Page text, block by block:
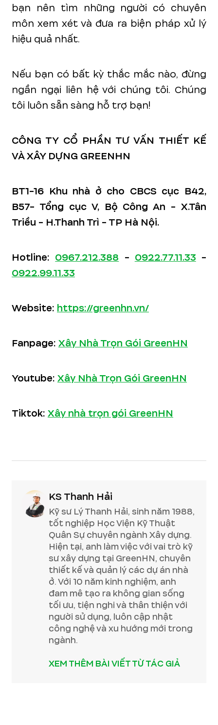
bạn nên tìm những người có chuyên
môn xem xét và đưa ra biện pháp xử lý
hiệu quả nhất.
Nếu bạn có bất kỳ thắc mắc nào, đừng
ngần ngại liên hệ với chúng tôi. Chúng
tôi luôn sẵn sàng hỗ trợ bạn!
CÔNG TY CỔ PHẦN TƯ VẤN THIẾT KẾ
VÀ XÂY DỰNG GREENHN
BT1-16 Khu nhà ở cho CBCS cục B42,
B57- Tổng cục V, Bộ Công An - X.Tân
Triều - H.Thanh Trì - TP Hà Nội.
Hotline: 0967.212.388 - 0922.77.11.33 -
0922.99.11.33
Website: https://greenhn.vn/
Fanpage: Xây Nhà Trọn Gói GreenHN
Youtube: Xây Nhà Trọn Gói GreenHN
Tiktok: Xây nhà trọn gói GreenHN
KS Thanh Hải
Kỹ sư Lý Thanh Hải, sinh năm 1988,
tốt nghiệp Học Viện Kỹ Thuật
Quân Sự chuyên ngành Xây dựng.
Hiện tại, anh làm việc với vai trò kỹ
sư xây dựng tại GreenHN, chuyên
thiết kế và quản lý các dự án nhà
ở. Với 10 năm kinh nghiệm, anh
đam mê tạo ra không gian sống
tối ưu, tiện nghi và thân thiện với
người sử dụng, luôn cập nhật
công nghệ và xu hướng mới trong
ngành.
XEM THÊM BÀI VIẾT TỪ TÁC GIẢ